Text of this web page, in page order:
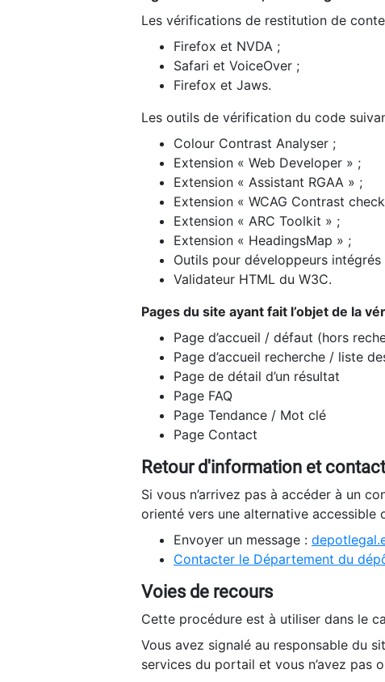
Les vérifications de restitution de
Firefox et NVDA ;
Safari et VoiceOver ;
Firefox et Jaws.
Les outils de vérification du code
Colour Contrast Analyser ;
Extension « Web Developer » ;
Extension « Assistant RGAA » ;
Extension « WCAG Contrast
Extension « ARC Toolkit » ;
Extension « HeadingsMap » ;
Outils pour développeurs
Validateur HTML du W3C.
Pages du site ayant fait l’objet de la
Page d’accueil / défaut (hors
Page d’accueil recherche / liste
Page de détail d’un résultat
Page FAQ
Page Tendance / Mot clé
Page Contact
Retour d'information et contact
Si vous n’arrivez pas à accéder à un
orienté vers une alternative accessible
Envoyer un message :
Contacter le Département du
Voies de recours
Cette procédure est à utiliser dans le
Vous avez signalé au responsable du
services du portail et vous n’avez pas